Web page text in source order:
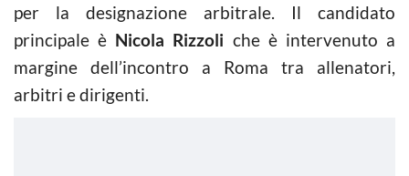
per la designazione arbitrale. Il candidato
principale è Nicola Rizzoli che è intervenuto a
margine dell’incontro a Roma tra allenatori,
arbitri e dirigenti.